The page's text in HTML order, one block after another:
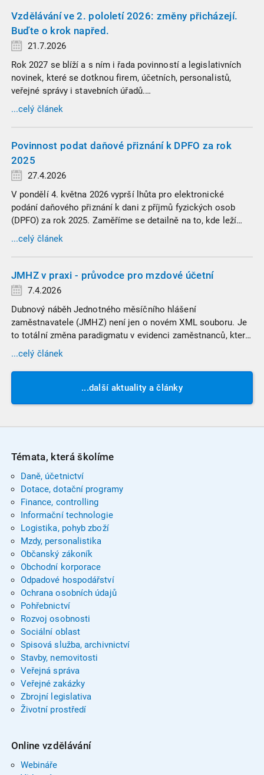
Vzdělávání ve 2. pololetí 2026: změny přicházejí.
Buďte o krok napřed.
21.7.2026
Rok 2027 se blíží a s ním i řada povinností a legislativních
novinek, které se dotknou firem, účetních, personalistů,
veřejné správy i stavebních úřadů.
Elektronická spisová služba. Transparentní odměňování.
Změny ve stavebním zákoně. Nová pravidla DPH nebo
...celý článek
Povinnost podat daňové přiznání k DPFO za rok
2025
27.4.2026
V pondělí 4. května 2026 vyprší lhůta pro elektronické
podání daňového přiznání k dani z příjmů fyzických osob
(DPFO) za rok 2025. Zaměříme se detailně na to, kde leží
hranice povinnosti přiznání podat, jaké jsou nejčastější
chytáky v soubězích příjmů a na co si dát v roce 2026
...celý článek
JMHZ v praxi - průvodce pro mzdové účetní
7.4.2026
Dubnový náběh Jednotného měsíčního hlášení
zaměstnavatele (JMHZ) není jen o novém XML souboru. Je
to totální změna paradigmatu v evidenci zaměstnanců, která
propojuje sociální správu, finanční úřady a úřady práce do
jednoho nekompromisního celku
...celý článek
...další aktuality a články
Témata, která školíme
Daně, účetnictví
Dotace, dotační programy
Finance, controlling
Informační technologie
Logistika, pohyb zboží
Mzdy, personalistika
Občanský zákoník
Obchodní korporace
Odpadové hospodářství
Ochrana osobních údajů
Pohřebnictví
Rozvoj osobnosti
Sociální oblast
Spisová služba, archivnictví
Stavby, nemovitosti
Veřejná správa
Veřejné zakázky
Zbrojní legislativa
Životní prostředí
Online vzdělávání
Webináře